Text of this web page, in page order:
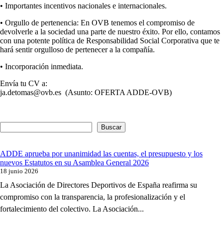
• Importantes incentivos nacionales e internacionales.
• Orgullo de pertenencia: En OVB tenemos el compromiso de
devolverle a la sociedad una parte de nuestro éxito. Por ello, contamos
con una potente política de Responsabilidad Social Corporativa que te
hará sentir orgulloso de pertenecer a la compañía.
• Incorporación inmediata.
Envía tu CV a:
ja.detomas@ovb.es (Asunto: OFERTA ADDE-OVB)
Buscar
ADDE aprueba por unanimidad las cuentas, el presupuesto y los
nuevos Estatutos en su Asamblea General 2026
18 junio 2026
La Asociación de Directores Deportivos de España reafirma su
compromiso con la transparencia, la profesionalización y el
fortalecimiento del colectivo. La Asociación...